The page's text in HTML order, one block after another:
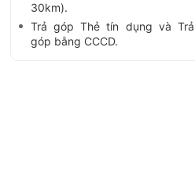
30km).
Trả góp Thẻ tín dụng và Trả
góp bằng CCCD.